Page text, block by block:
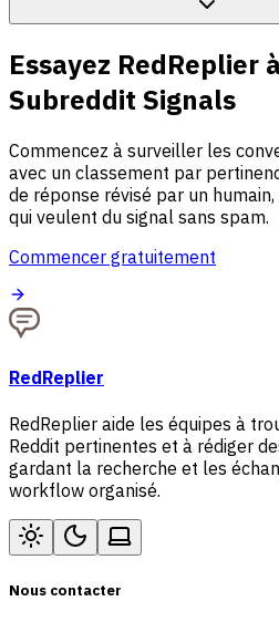
Essayez RedReplier
Subreddit Signals
Commencez à surveiller les
avec un classement par
de réponse révisé par un
qui veulent du signal sans spam.
Commencer gratuitement
RedReplier
RedReplier aide les équipes à
Reddit pertinentes et à rédiger
gardant la recherche et les
workflow organisé.
Nous contacter